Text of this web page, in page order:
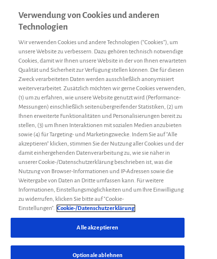
Oft gesucht:
therapiewechsel
gelenkgesundheit
sport
konduktorin reisen
Verwendung von Cookies und anderen
Technologien
Wir verwenden Cookies und andere Technologien (“Cookies”), um
unsere Website zu verbessern. Dazu gehören technisch notwendige
Cookies, damit wir Ihnen unsere Website in der von Ihnen erwarteten
Qualität und Sicherheit zur Verfügung stellen können. Die für diesen
Zweck verarbeiteten Daten werden ausschließlich anonymisiert
weiterverarbeitet. Zusätzlich möchten wir gerne Cookies verwenden,
(1) um zu erfahren, wie unsere Website genutzt wird (Performance-
Messungen) einschließlich seitenübergreifender Statistiken, (2) um
Ihnen erweiterte Funktionalitäten und Personalisierungen bereit zu
stellen, (3) um Ihnen Interaktionen mit sozialen Medien anzubieten
sowie (4) für Targeting- und Marketingzwecke. Indem Sie auf "Alle
akzeptieren" klicken, stimmen Sie der Nutzung aller Cookies und der
damit einhergehenden Datenverarbeitung zu, wie sie näher in
unserer Cookie-/Datenschutzerklärung beschrieben ist, was die
Nutzung von Browser-Informationen und IP-Adressen sowie die
Weitergabe von Daten an Dritte umfassen kann. Für weitere
Informationen, Einstellungsmöglichkeiten und um Ihre Einwilligung
zu widerrufen, klicken Sie bitte auf "Cookie-
Einstellungen". Cookie-/Datenschutzerklärung
Optionale ablehnen
Alle akzeptieren